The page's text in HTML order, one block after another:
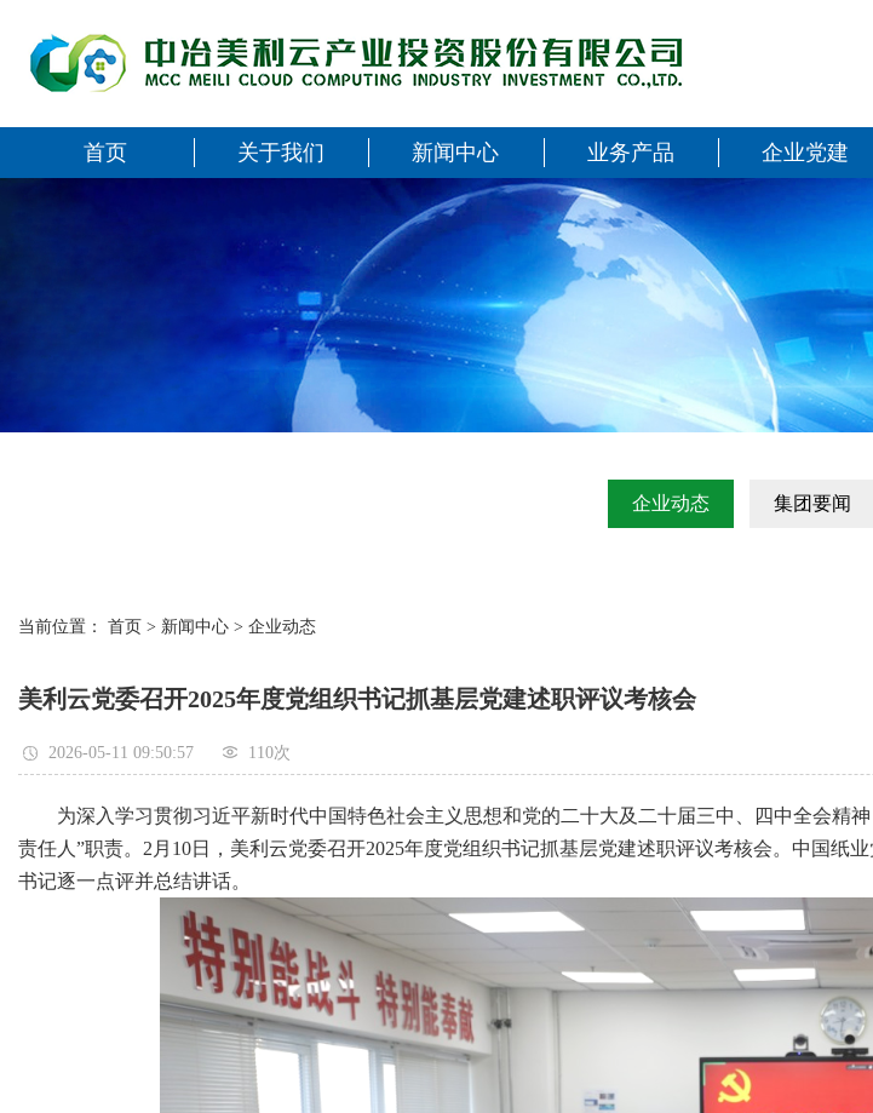
首页 关于我们 新闻中心 业务产品 企业党建
企业动态 集团要闻
当前位置： 首页 > 新闻中心 > 企业动态
美利云党委召开2025年度党组织书记抓基层党建述职评议考核会
2026-05-11 09:50:57 110次
为深入学习贯彻习近平新时代中国特色社会主义思想和党的二十大及二十届三中、四中全会精
责任人”职责。2月10日，美利云党委召开2025年度党组织书记抓基层党建述职评议考核会。中国
书记逐一点评并总结讲话。